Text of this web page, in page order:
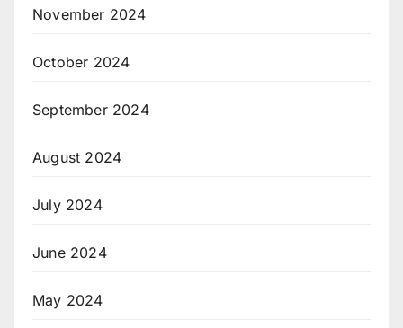
November 2024
October 2024
September 2024
August 2024
July 2024
June 2024
May 2024